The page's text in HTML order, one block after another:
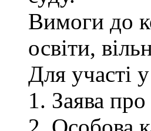
Вимоги до
освіти,
Для участі
1. Заява